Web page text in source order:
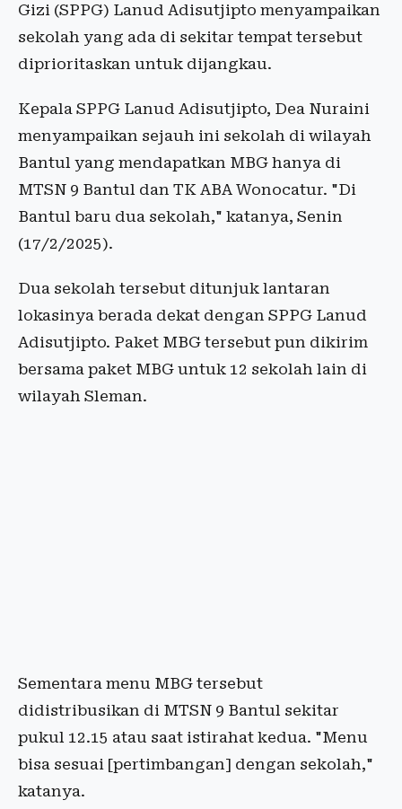
Gizi (SPPG) Lanud Adisutjipto menyampaikan
sekolah yang ada di sekitar tempat tersebut
diprioritaskan untuk dijangkau.
Kepala SPPG Lanud Adisutjipto, Dea Nuraini
menyampaikan sejauh ini sekolah di wilayah
Bantul yang mendapatkan MBG hanya di
MTSN 9 Bantul dan TK ABA Wonocatur. "Di
Bantul baru dua sekolah," katanya, Senin
(17/2/2025).
Dua sekolah tersebut ditunjuk lantaran
lokasinya berada dekat dengan SPPG Lanud
Adisutjipto. Paket MBG tersebut pun dikirim
bersama paket MBG untuk 12 sekolah lain di
wilayah Sleman.
Sementara menu MBG tersebut
didistribusikan di MTSN 9 Bantul sekitar
pukul 12.15 atau saat istirahat kedua. "Menu
bisa sesuai [pertimbangan] dengan sekolah,"
katanya.